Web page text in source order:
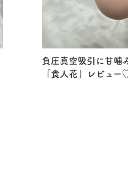
負圧真空吸引に甘噛
「食人花」レビュー